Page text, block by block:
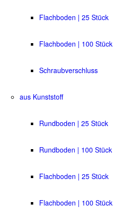
Flachboden | 25 Stück
Flachboden | 100 Stück
Schraubverschluss
aus Kunststoff
Rundboden | 25 Stück
Rundboden | 100 Stück
Flachboden | 25 Stück
Flachboden | 100 Stück